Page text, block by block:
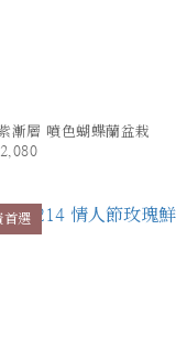
漸層 噴色蝴蝶蘭盆栽
首選